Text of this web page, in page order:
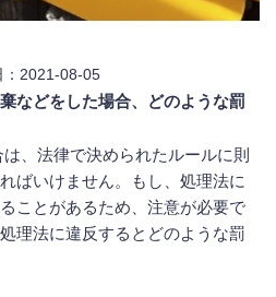
2021-08-05
などをした場合、どのような罰
、法律で決められたルールに則
ばいけません。もし、処理法に
ことがあるため、注意が必要で
理法に違反するとどのような罰